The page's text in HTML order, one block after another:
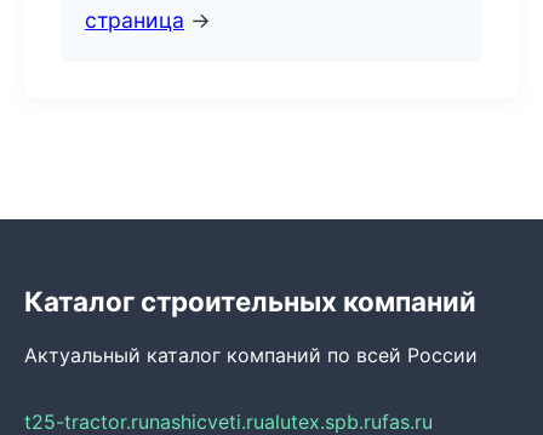
страница →
Каталог строительных компаний
Актуальный каталог компаний по всей России
t25-tractor.runashicveti.rualutex.spb.rufas.ru